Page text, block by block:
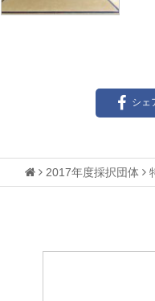
シェ
2017年度採択団体